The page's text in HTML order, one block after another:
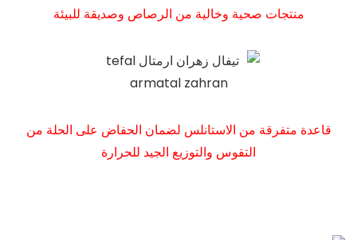
منتجات صحية وخالية من الرصاص وصديقة للبيئة
قاعدة متفرقة من الاستانلس لضمان الحفاض على الحلة من
التقوس والتوزيع الجيد للحرارة